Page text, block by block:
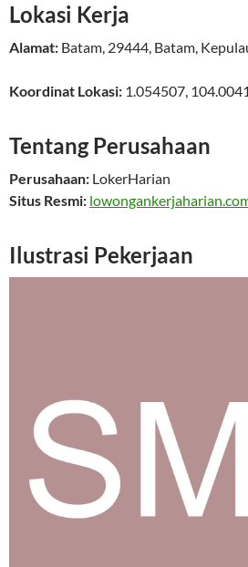
Lokasi Kerja
Alamat: Batam, 29444, Batam,
Koordinat Lokasi: 1.054507,
Tentang Perusahaan
Perusahaan: LokerHarian
Situs Resmi:
Ilustrasi Pekerjaan